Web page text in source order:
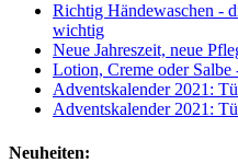
Richtig Händewaschen -
wichtig
Neue Jahreszeit, neue
Lotion, Creme oder
Adventskalender 2021:
Adventskalender 2021:
Neuheiten: